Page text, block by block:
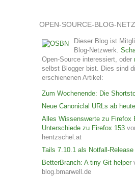
OPEN-SOURCE-BLOG-
Dieser Blog ist
Blog-Netzwerk.
Open-Source interessiert, oder
selbst Blogger bist. Dies sind
erschienenen Artikel:
Zum Wochenende: Die
Neue Canoniclal URLs ab heute
Alles Wissenswerte zu Firefox
Unterschiede zu Firefox 153
hentzschel.at
Tails 7.10.1 als Notfall-Release
BetterBranch: A tiny Git helper
blog.bmarwell.de